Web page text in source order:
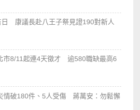
日 康議長赴八王子祭見證190對新人
市8/11起連4天徵才 逾580職缺最高6
情破180件、5人受傷 蔣萬安：勿鬆懈